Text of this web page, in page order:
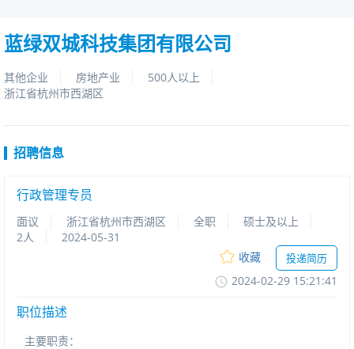
蓝绿双城科技集团有限公司
其他企业 房地产业
500人以上
浙江省杭州市西湖区
招聘信息
行政管理专员
面议 浙江省杭州市西湖区 全职
硕士及以上
2人
2024-05-31
收藏
投递简历
2024-02-2915:21:41
职位描述
主要职责：